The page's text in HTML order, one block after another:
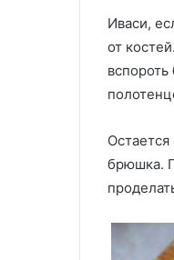
Иваси,
от
брюшка.